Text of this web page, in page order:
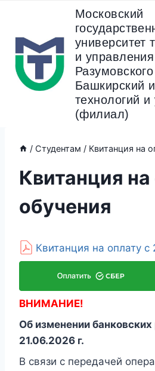
содержанию
Московский
университет
и
Башкирский
технологий
(филиал)
/ Студентам / Квитанция на
Квитанция на
обучения
Квитанция на оплату с
ВНИМАНИЕ!
Об изменении банковских
21.06.2026 г.
В связи с передачей